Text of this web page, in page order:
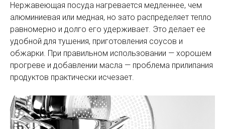
Нержавеющая посуда нагревается медленнее, чем
алюминиевая или медная, но зато распределяет тепло
равномерно и долго его удерживает. Это делает ее
удобной для тушения, приготовления соусов и
обжарки. При правильном использовании — хорошем
прогреве и добавлении масла — проблема прилипания
продуктов практически исчезает.